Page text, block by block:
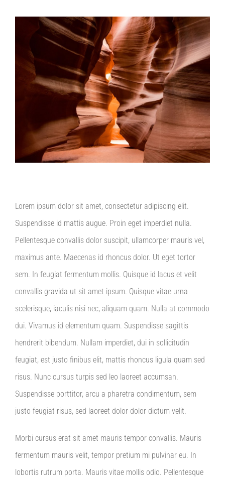
grande
Lorem ipsum dolor sit amet, consectetur adipiscing elit.
Suspendisse id mattis augue. Proin eget imperdiet nulla.
Pellentesque convallis dolor suscipit, ullamcorper mauris vel,
maximus ante. Maecenas id rhoncus dolor. Ut eget tortor
sem. In feugiat fermentum mollis. Quisque id lacus et velit
convallis gravida ut sit amet ipsum. Quisque vitae urna
scelerisque, iaculis nisi nec, aliquam quam. Nulla at commodo
dui. Vivamus id elementum quam. Suspendisse sagittis
hendrerit bibendum. Nullam imperdiet, dui in sollicitudin
feugiat, est justo finibus elit, mattis rhoncus ligula quam sed
risus. Nunc cursus turpis sed leo laoreet accumsan.
Suspendisse porttitor, arcu a pharetra condimentum, sem
justo feugiat risus, sed laoreet dolor dolor dictum velit.
Morbi cursus erat sit amet mauris tempor convallis. Mauris
fermentum mauris velit, tempor pretium mi pulvinar eu. In
lobortis rutrum porta. Mauris vitae mollis odio. Pellentesque